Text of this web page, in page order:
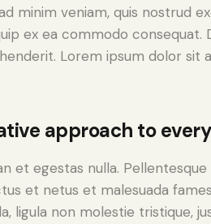
minim veniam, quis nostrud
ex ea commodo consequat.
Lorem ipsum dolor sit
approach to
et egestas nulla.
et netus et malesuada
ligula non molestie tristique,